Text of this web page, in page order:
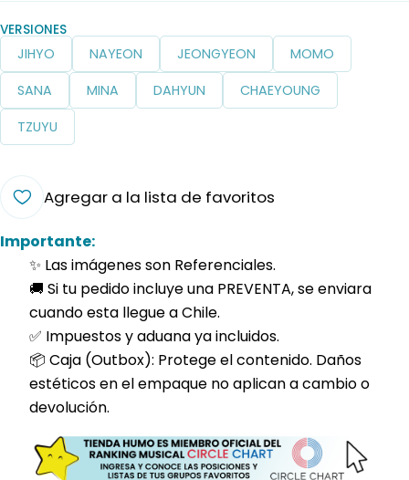
VERSIONES
JIHYO NAYEON JEONGYEON
MOMO
SANA
MINA DAHYUN
CHAEYOUNG
TZUYU
Agregar a la lista de favoritos
Importante:
✨ Las imágenes son Referenciales.
🚚 Si tu pedido incluye una PREVENTA, se enviara
cuando esta llegue a Chile.
✅ Impuestos y aduana ya incluidos.
📦 Caja (Outbox): Protege el contenido. Daños
estéticos en el empaque no aplican a cambio o
devolución.